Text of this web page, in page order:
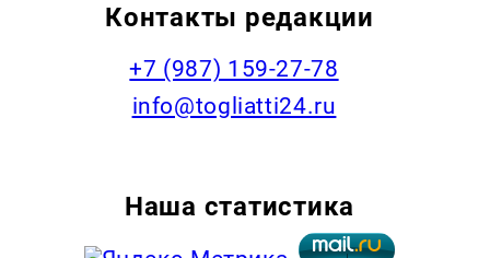
Контакты редакции
+7 (987) 159-27-78
info@togliatti24.ru
Наша статистика